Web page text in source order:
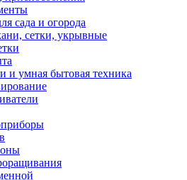
сада и огорода
сетки, укрывные
и умная бытовая техника